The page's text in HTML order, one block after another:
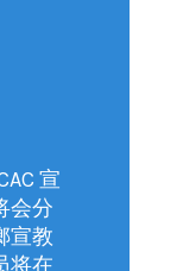
宣
会分
宣教
将在